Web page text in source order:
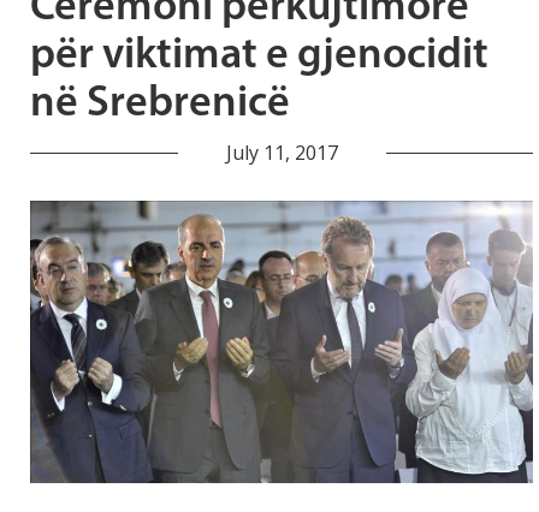
Ceremoni përkujtimore
për viktimat e gjenocidit
në Srebrenicë
July 11, 2017